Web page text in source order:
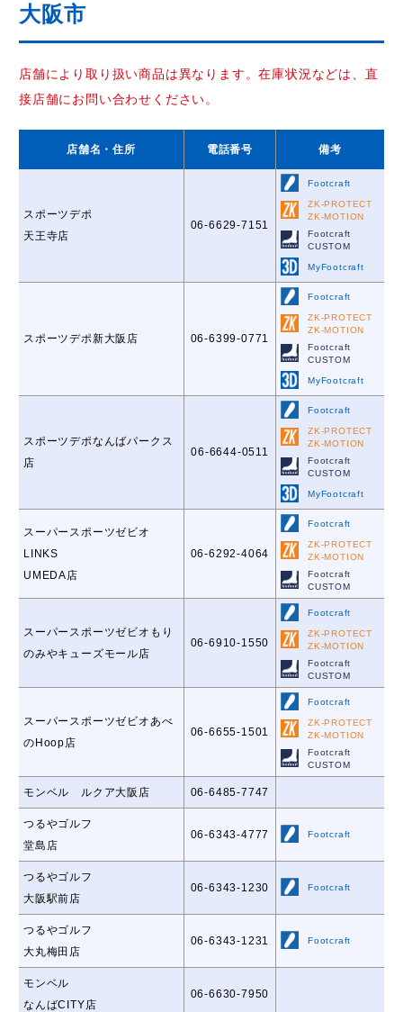
大阪市
店舗により取り扱い商品は異なります。在庫状況などは、直
接店舗にお問い合わせください。
店舗名 ・住所 電話番号 備考
スポーツデポ
天王寺店
06-6629-7151
Footcraft
ZK-PROTECT
ZK-MOTION
Footcraft
CUSTOM
MyFootcraft
スポーツデポ新大阪店 06-6399-0771
Footcraft
ZK-PROTECT
ZK-MOTION
Footcraft
CUSTOM
MyFootcraft
スポーツデポなんばパークス
店
06-6644-0511
Footcraft
ZK-PROTECT
ZK-MOTION
Footcraft
CUSTOM
MyFootcraft
スーパースポーツゼビオ
LINKS
UMEDA店
06-6292-4064
Footcraft
ZK-PROTECT
ZK-MOTION
Footcraft
CUSTOM
スーパースポーツゼビオもり
のみやキューズモール店
06-6910-1550
Footcraft
ZK-PROTECT
ZK-MOTION
Footcraft
CUSTOM
スーパースポーツゼビオあべ
のHoop店
06-6655-1501
Footcraft
ZK-PROTECT
ZK-MOTION
Footcraft
CUSTOM
モンベル ルクア大阪店 06-6485-7747
つるやゴルフ
堂島店
06-6343-4777 Footcraft
つるやゴルフ
大阪駅前店
06-6343-1230 Footcraft
つるやゴルフ
大丸梅田店
06-6343-1231 Footcraft
モンベル
なんばCITY店
06-6630-7950